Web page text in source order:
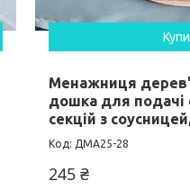
Менажниця
дошка для подачі
секцій з
ДМА25-28
245 ₴